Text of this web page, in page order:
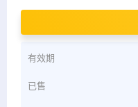
有效期
已售